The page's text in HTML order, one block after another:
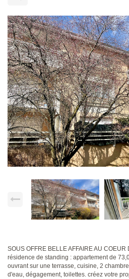
SOUS OFFRE BELLE AFFAIRE AU
résidence de standing : appartement de
ouvrant sur une terrasse, cuisine, 2
d'eau, dégagement, toilettes. créez votre